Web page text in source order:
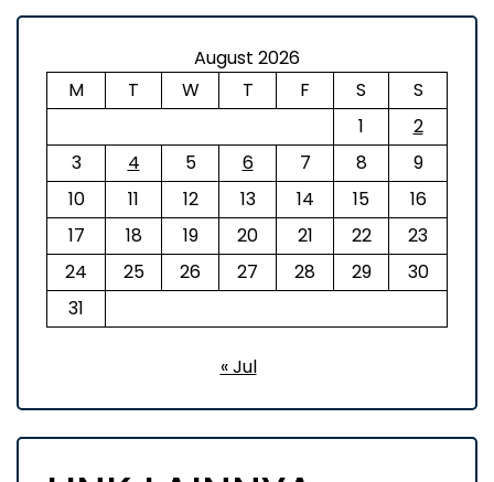
August 2026
M
T W T F S
S
1
2
3
4 5 6 7 8
9
10
11 12 13 14 15
16
17
18 19 20 21 22
23
24
25 26 27 28 29
30
31
« Jul